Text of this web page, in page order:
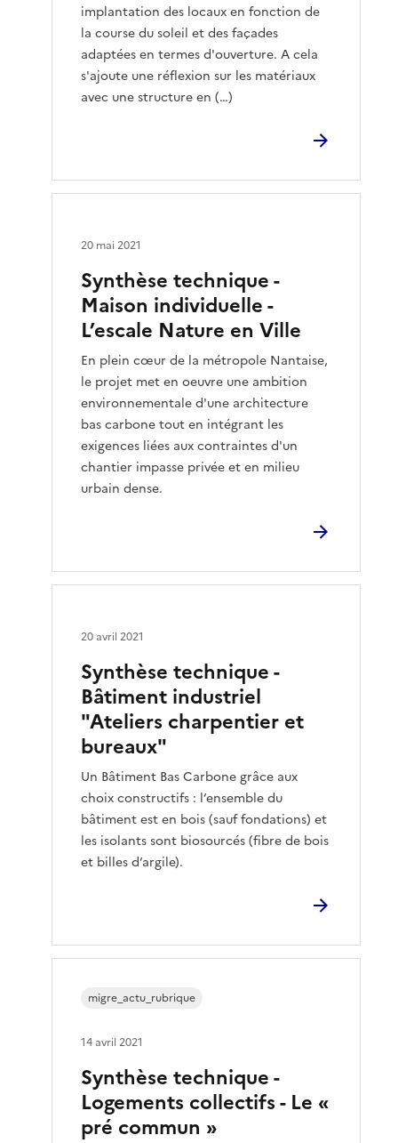
implantation des locaux en fonction de
la course du soleil et des façades
adaptées en termes d'ouverture. A cela
s'ajoute une réflexion sur les matériaux
avec une structure en (…)
Synthèse technique -
Maison individuelle -
L’escale Nature en Ville
En plein cœur de la métropole Nantaise,
le projet met en oeuvre une ambition
environnementale d'une architecture
bas carbone tout en intégrant les
exigences liées aux contraintes d'un
chantier impasse privée et en milieu
urbain dense.
20 mai 2021
Synthèse technique -
Bâtiment industriel
"Ateliers charpentier et
bureaux"
Un Bâtiment Bas Carbone grâce aux
choix constructifs : l’ensemble du
bâtiment est en bois (sauf fondations) et
les isolants sont biosourcés (fibre de bois
et billes d’argile).
20 avril 2021
Synthèse technique -
Logements collectifs - Le «
pré commun »
migre_actu_rubrique
14 avril 2021